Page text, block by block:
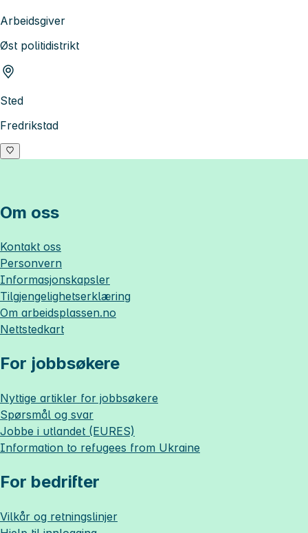
Arbeidsgiver
Øst politidistrikt
Sted
Fredrikstad
Om oss
Kontakt oss
Personvern
Informasjonskapsler
Tilgjengelighetserklæring
Om arbeidsplassen.no
Nettstedkart
For jobbsøkere
Nyttige artikler for jobbsøkere
Spørsmål og svar
Jobbe i utlandet (EURES)
Information to refugees from Ukraine
For bedrifter
Vilkår og retningslinjer